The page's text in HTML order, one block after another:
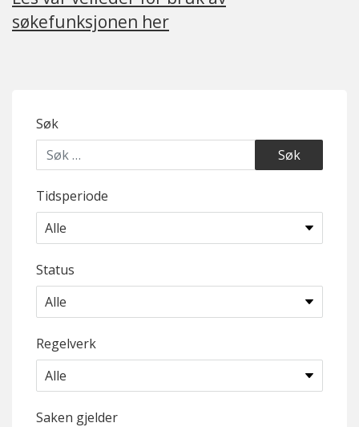
søkefunksjonen her
Søk
Tidsperiode
Status
Regelverk
Saken gjelder